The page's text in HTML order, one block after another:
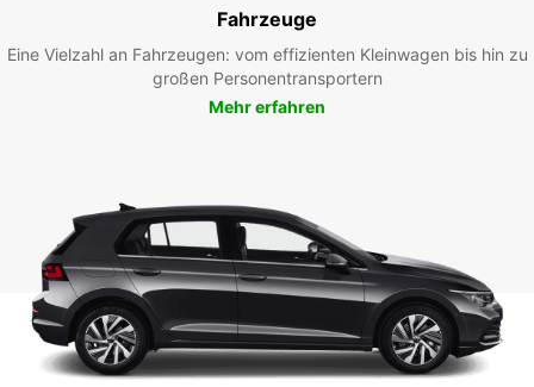
Fahrzeuge
Eine Vielzahl an Fahrzeugen: vom effizienten Kleinwagen bis hin zu
großen Personentransportern
Mehr erfahren